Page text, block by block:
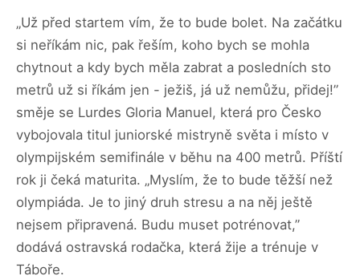
„Už před startem vím, že to bude bolet. Na začátku
si neříkám nic, pak řeším, koho bych se mohla
chytnout a kdy bych měla zabrat a posledních sto
metrů už si říkám jen - ježiš, já už nemůžu, přidej!”
směje se Lurdes Gloria Manuel, která pro Česko
vybojovala titul juniorské mistryně světa i místo v
olympijském semifinále v běhu na 400 metrů. Příští
rok ji čeká maturita. „Myslím, že to bude těžší než
olympiáda. Je to jiný druh stresu a na něj ještě
nejsem připravená. Budu muset potrénovat,”
dodává ostravská rodačka, která žije a trénuje v
Táboře.